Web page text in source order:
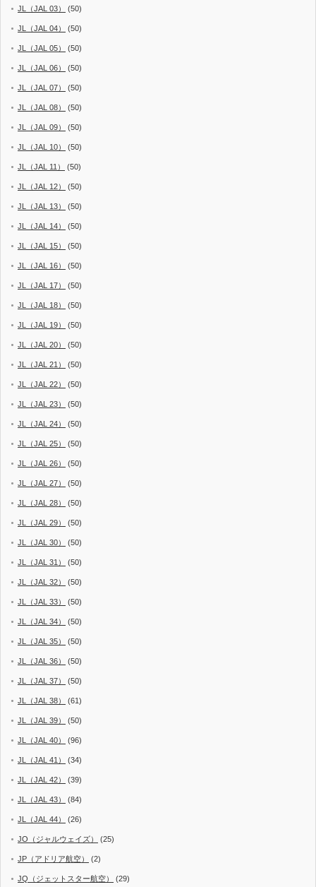
JL（JAL 03） (50)
JL（JAL 04） (50)
JL（JAL 05） (50)
JL（JAL 06） (50)
JL（JAL 07） (50)
JL（JAL 08） (50)
JL（JAL 09） (50)
JL（JAL 10） (50)
JL（JAL 11） (50)
JL（JAL 12） (50)
JL（JAL 13） (50)
JL（JAL 14） (50)
JL（JAL 15） (50)
JL（JAL 16） (50)
JL（JAL 17） (50)
JL（JAL 18） (50)
JL（JAL 19） (50)
JL（JAL 20） (50)
JL（JAL 21） (50)
JL（JAL 22） (50)
JL（JAL 23） (50)
JL（JAL 24） (50)
JL（JAL 25） (50)
JL（JAL 26） (50)
JL（JAL 27） (50)
JL（JAL 28） (50)
JL（JAL 29） (50)
JL（JAL 30） (50)
JL（JAL 31） (50)
JL（JAL 32） (50)
JL（JAL 33） (50)
JL（JAL 34） (50)
JL（JAL 35） (50)
JL（JAL 36） (50)
JL（JAL 37） (50)
JL（JAL 38） (61)
JL（JAL 39） (50)
JL（JAL 40） (96)
JL（JAL 41） (34)
JL（JAL 42） (39)
JL（JAL 43） (84)
JL（JAL 44） (26)
JO（ジャルウェイズ） (25)
JP（アドリア航空） (2)
JQ（ジェットスター航空） (29)